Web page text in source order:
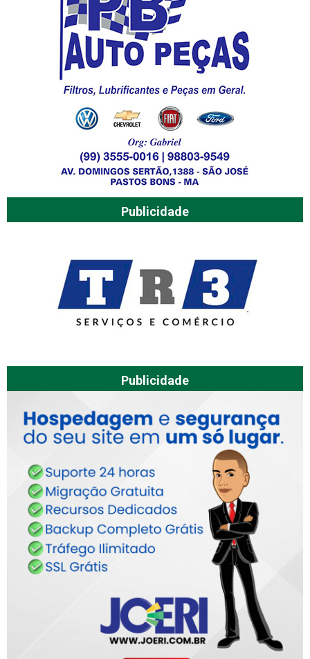
Publicidade
Publicidade